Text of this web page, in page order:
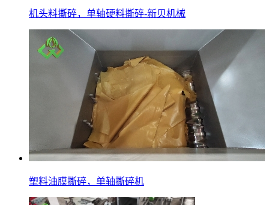
机头料撕碎，单轴硬料撕碎-新贝机械
塑料油膜撕碎，单轴撕碎机